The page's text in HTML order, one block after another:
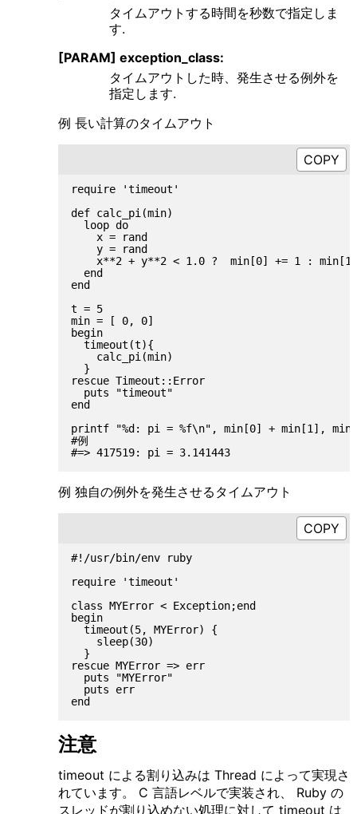
タイムアウトする時間を秒数で指定しま
す.
[PARAM] exception_class:
タイムアウトした時、発生させる例外を
指定します.
例 長い計算のタイムアウト
require 'timeout'
def calc_pi(min)
  loop do
    x = rand
    y = rand
x**2 + y**2 < 1.0 ?  min[0] += 1 :
  end
end
t = 5
min = [ 0, 0]
begin
  timeout(t){
    calc_pi(min)
  }
rescue Timeout::Error
  puts "timeout"
end
printf "%d: pi = %f\n", min[0] + min[1],
#例
#=> 417519: pi = 3.141443
例 独自の例外を発生させるタイムアウト
#!/usr/bin/env ruby
require 'timeout'
class MYError < Exception;end
begin
  timeout(5, MYError) {
    sleep(30)
  }
rescue MYError => err
  puts "MYError"
  puts err
注意
timeout による割り込みは Thread によって実現さ
れています。 C 言語レベルで実装され、 Ruby の
スレッドが割り込めない処理に対して timeout は